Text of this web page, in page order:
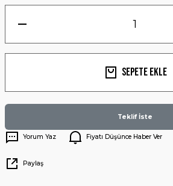
Sepete Ekle
Teklif İste
Yorum Yaz Fiyatı Düşünce Haber Ver
Paylaş